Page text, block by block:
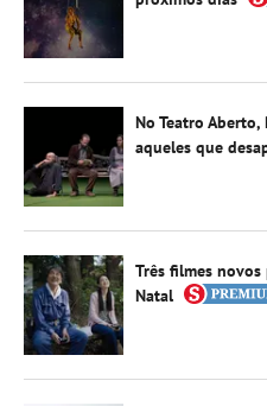
No Teatro Aberto,
aqueles que
Três filmes
Natal